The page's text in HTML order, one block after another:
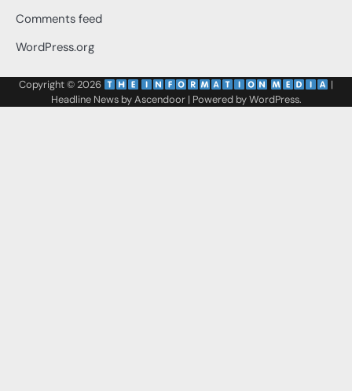
Comments feed
WordPress.org
Copyright © 2026
|
Headline News byAscendoor| Powered byWordPress.